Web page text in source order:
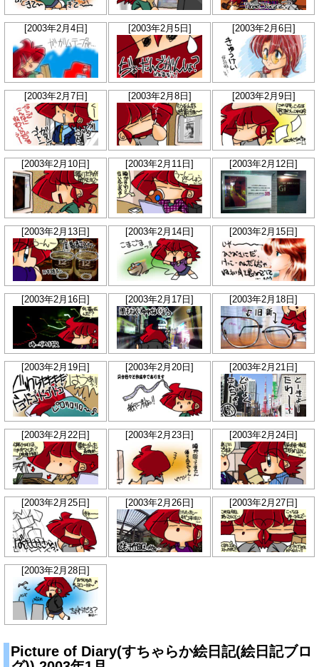
[2003年2月4日] [2003年2月5日] [2003年2月6日]
[2003年2月7日] [2003年2月8日] [2003年2月9日]
[2003年2月10日] [2003年2月11日] [2003年2月12日]
[2003年2月13日] [2003年2月14日] [2003年2月15日]
[2003年2月16日] [2003年2月17日] [2003年2月18日]
[2003年2月19日] [2003年2月20日] [2003年2月21日]
[2003年2月22日] [2003年2月23日] [2003年2月24日]
[2003年2月25日] [2003年2月26日] [2003年2月27日]
[2003年2月28日]
Picture of Diary(すちゃらか絵日記(絵日記ブロ